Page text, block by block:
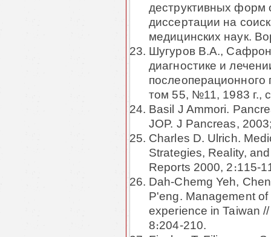
деструктивных форм
диссертации на
медицинских наук.
Шугуров В.А.,
диагностике и
послеоперационного
том 55, №11, 1983 г.,
Basil J Ammori.
JOP. J Pancreas,
Charles D. Ulrich.
Strategies, Reality,
Reports 2000, 2։115-
Dah-Chemg Yeh,
P'eng. Management
experience in Taiwan
8։204-210.